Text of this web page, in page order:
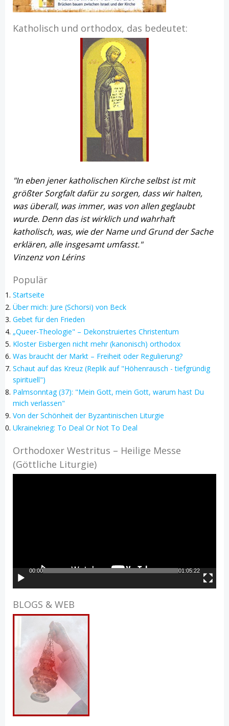
Katholisch und orthodox, das bedeutet:
"In eben jener katholischen Kirche selbst ist mit
größter Sorgfalt dafür zu sorgen, dass wir halten,
was überall, was immer, was von allen geglaubt
wurde. Denn das ist wirklich und wahrhaft
katholisch, was, wie der Name und Grund der Sache
erklären, alle insgesamt umfasst."
Vinzenz von Lérins
Populär
Startseite
Über mich: Jure (Schorsi) von Beck
Gebet für den Frieden
„Queer-Theologie" – Dekonstruiertes Christentum
Kloster Eisbergen nicht mehr (kanonisch) orthodox
Was braucht der Markt – Freiheit oder Regulierung?
Schaut auf das Kreuz (Replik auf "Höhenrausch - tiefgründig
spirituell")
Palmsonntag (37): "Mein Gott, mein Gott, warum hast Du
mich verlassen"
Von der Schönheit der Byzantinischen Liturgie
Ukrainekrieg: To Deal Or Not To Deal
Orthodoxer Westritus – Heilige Messe
(Göttliche Liturgie)
00:00 01:05:22
BLOGS & WEB